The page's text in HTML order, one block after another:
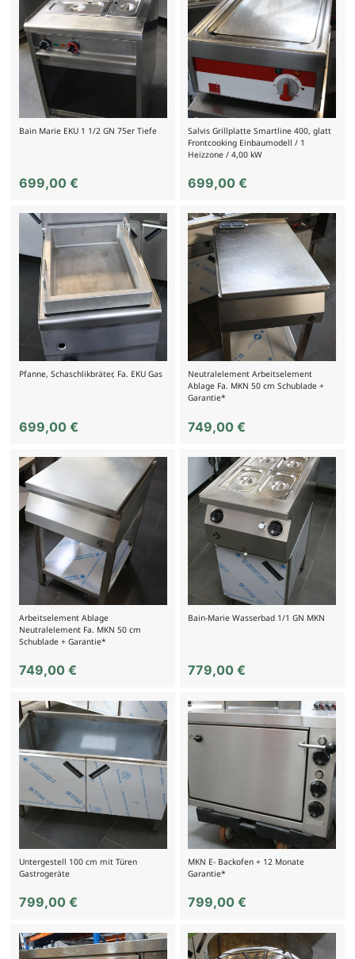
Bain Marie EKU 1 1/2 GN 75er Tiefe
699,00 €
Salvis Grillplatte Smartline 400, glatt
Frontcooking Einbaumodell / 1
Heizzone / 4,00 kW
699,00€
Pfanne, Schaschlikbräter, Fa. EKU Gas
699,00 €
Neutralelement Arbeitselement
Ablage Fa. MKN 50 cm Schublade +
Garantie*
749,00€
Arbeitselement Ablage
Neutralelement Fa. MKN 50 cm
Schublade + Garantie*
749,00 €
Bain-Marie Wasserbad 1/1 GN MKN
779,00€
Untergestell 100 cm mit Türen
Gastrogeräte
799,00 €
MKN E- Backofen + 12 Monate
Garantie*
799,00€